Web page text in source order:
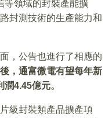
等領域的封裝產能擴
封測技術的生產能力和
，公告也進行了相應的
，通富微電有望每年新
潤4.45億元。
級封裝類產品擴產項